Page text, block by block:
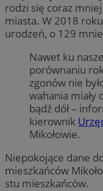
rodzi się coraz
miasta. W 2018
urodzeń, o 129
Nawet ku
porównaniu
zgonów nie
wahania miały
bądź dół –
kierownik
Mikołowie.
Niepokojące dane
mieszkańców
stu mieszkańców.